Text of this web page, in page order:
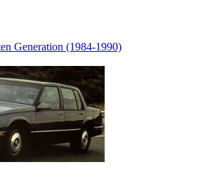
Generation (1984-1990)